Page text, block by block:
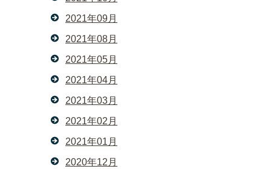
2021年09月
2021年08月
2021年05月
2021年04月
2021年03月
2021年02月
2021年01月
2020年12月